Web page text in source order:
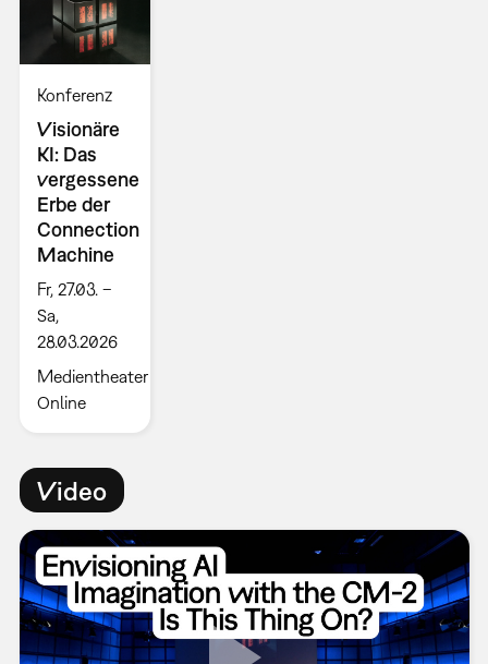
Konferenz
Visionäre
KI: Das
vergessene
Erbe der
Connection
Machine
Fr, 27.03. –
Sa,
28.03.2026
Medientheater
Online
Video